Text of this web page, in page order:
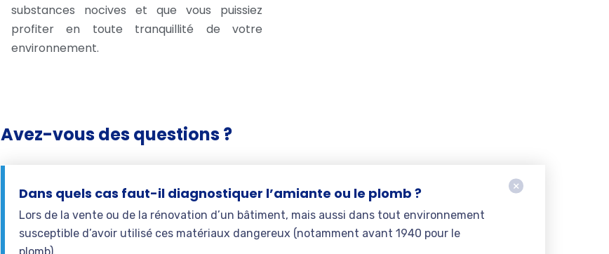
substances nocives et que vous puissiez
profiter en toute tranquillité de votre
environnement.
Avez-vous des questions ?
Dans quels cas faut-il diagnostiquer l’amiante ou le plomb ?
Lors de la vente ou de la rénovation d’un bâtiment, mais aussi dans tout environnement
susceptible d’avoir utilisé ces matériaux dangereux (notamment avant 1940 pour le